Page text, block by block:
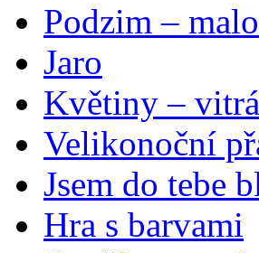
Podzim –
Jaro
Květiny –
Velikonoční
Jsem do tebe
Hra s barvami